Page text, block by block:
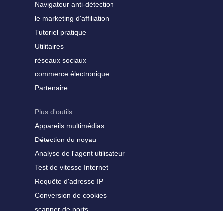
Navigateur anti-détection
le marketing d'affiliation
Tutoriel pratique
Utilitaires
réseaux sociaux
commerce électronique
Partenaire
Plus d'outils
Appareils multimédias
Détection du noyau
Analyse de l'agent utilisateur
Test de vitesse Internet
Requête d'adresse IP
Conversion de cookies
scanner de ports